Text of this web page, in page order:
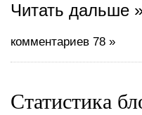
Читать дальше
комментариев 78 »
Статистика